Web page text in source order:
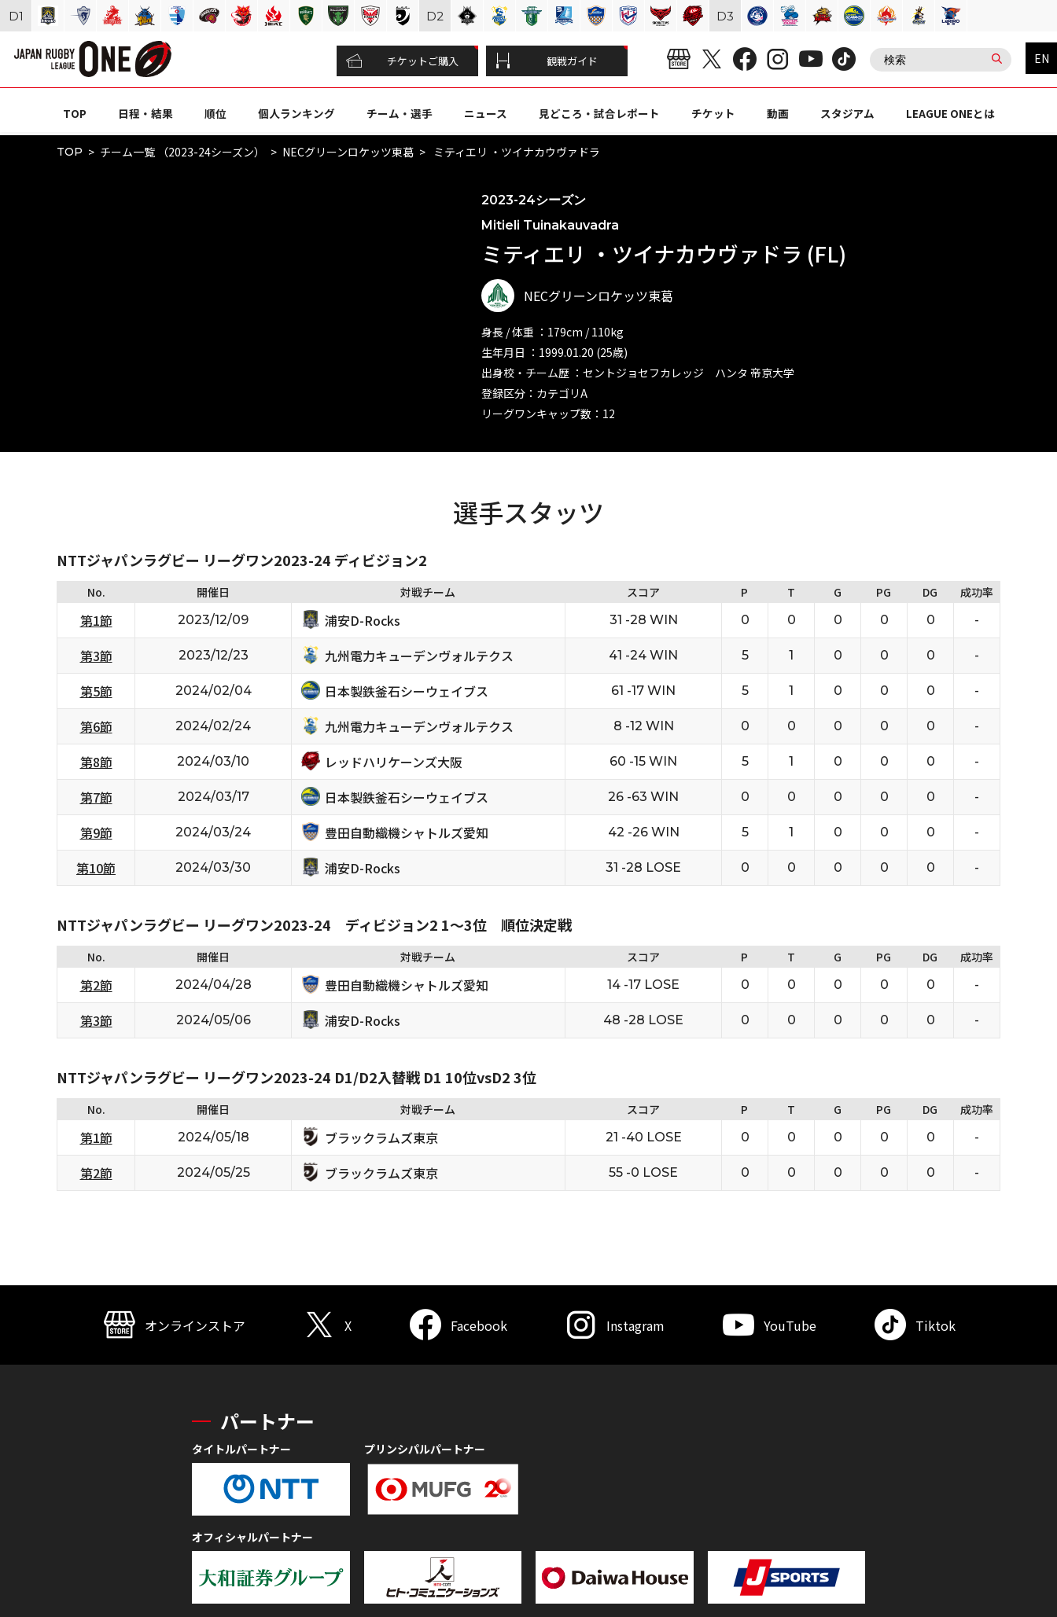
チケットご購入 観戦ガイド EN
TOP 日程・結果 順位 個人ランキング チーム・選手 ニュース 見どころ・試合レポート チケット 動画 スタジアム LEAGUE ONEとは
TOP チーム一覧 （2023-24シーズン） NECグリーンロケッツ東葛 ミティエリ ・ツイナカウヴァドラ
2023-24シーズン
Mitieli Tuinakauvadra
ミティエリ ・ツイナカウヴァドラ (FL)
NECグリーンロケッツ東葛
身長 / 体重 ：179cm / 110kg
生年月日 ：1999.01.20 (25歳)
出身校・チーム歴 ：セントジョセフカレッジ ハンタ 帝京大学
登録区分：カテゴリA
リーグワンキャップ数：12
選手スタッツ
NTTジャパンラグビー リーグワン2023-24 ディビジョン2
No. 開催日 対戦チーム スコア P T G PG DG 成功率
第1節 2023/12/09 浦安D-Rocks 31 -28 WIN 0 0 0 0 0 -
第3節 2023/12/23 九州電力キューデンヴォルテクス 41 -24 WIN 5 1 0 0 0 -
第5節 2024/02/04 日本製鉄釜石シーウェイブス 61 -17 WIN 5 1 0 0 0 -
第6節 2024/02/24 九州電力キューデンヴォルテクス 8 -12 WIN 0 0 0 0 0 -
第8節 2024/03/10 レッドハリケーンズ大阪 60 -15 WIN 5 1 0 0 0 -
第7節 2024/03/17 日本製鉄釜石シーウェイブス 26 -63 WIN 0 0 0 0 0 -
第9節 2024/03/24 豊田自動織機シャトルズ愛知 42 -26 WIN 5 1 0 0 0 -
第10節 2024/03/30 浦安D-Rocks 31 -28 LOSE 0 0 0 0 0 -
NTTジャパンラグビー リーグワン2023-24 ディビジョン2 1〜3位 順位決定戦
No. 開催日 対戦チーム スコア P T G PG DG 成功率
第2節 2024/04/28 豊田自動織機シャトルズ愛知 14 -17 LOSE 0 0 0 0 0 -
第3節 2024/05/06 浦安D-Rocks 48 -28 LOSE 0 0 0 0 0 -
NTTジャパンラグビー リーグワン2023-24 D1/D2入替戦 D1 10位vsD2 3位
No. 開催日 対戦チーム スコア P T G PG DG 成功率
第1節 2024/05/18 ブラックラムズ東京 21 -40 LOSE 0 0 0 0 0 -
第2節 2024/05/25 ブラックラムズ東京 55 -0 LOSE 0 0 0 0 0 -
D1 D2 D3
オンラインストア X Facebook Instagram YouTube Tiktok
パートナー
タイトルパートナー プリンシパルパートナー
オフィシャルパートナー